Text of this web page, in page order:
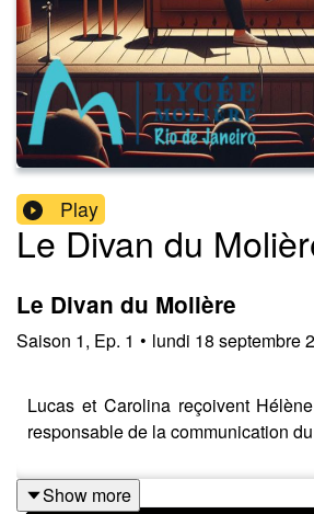
Play
Le Divan du
Le Divan du Molière
Saison 1, Ep. 1 • lundi 18 septembre
Lucas et Carolina reçoivent
responsable de la communication
Show more